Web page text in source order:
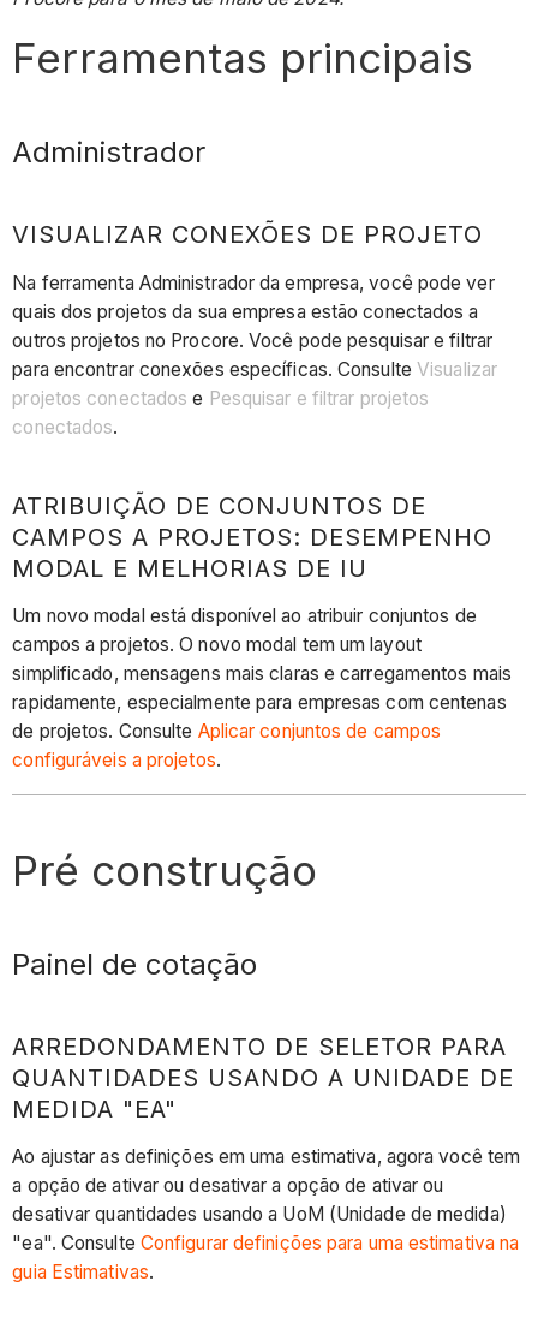
Ferramentas principais
Administrador
VISUALIZAR CONEXÕES DE PROJETO
Na ferramenta Administrador da empresa, você pode ver
quais dos projetos da sua empresa estão conectados a
outros projetos no Procore. Você pode pesquisar e filtrar
para encontrar conexões específicas. Consulte Visualizar
projetos conectados e Pesquisar e filtrar projetos
conectados.
ATRIBUIÇÃO DE CONJUNTOS DE
CAMPOS A PROJETOS: DESEMPENHO
MODAL E MELHORIAS DE IU
Um novo modal está disponível ao atribuir conjuntos de
campos a projetos. O novo modal tem um layout
simplificado, mensagens mais claras e carregamentos mais
rapidamente, especialmente para empresas com centenas
de projetos. Consulte Aplicar conjuntos de campos
configuráveis a projetos.
Pré construção
Painel de cotação
ARREDONDAMENTO DE SELETOR PARA
QUANTIDADES USANDO A UNIDADE DE
MEDIDA "EA"
Ao ajustar as definições em uma estimativa, agora você tem
a opção de ativar ou desativar a opção de ativar ou
desativar quantidades usando a UoM (Unidade de medida)
"ea". Consulte Configurar definições para uma estimativa na
guia Estimativas.